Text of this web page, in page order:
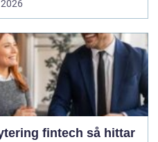
fintech så hittar